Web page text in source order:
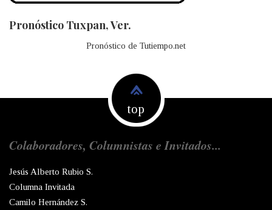
Pronóstico Tuxpan, Ver.
Pronóstico de Tutiempo.net
top
Colaboradores, Columnistas e Invitados...
Jesús Alberto Rubio S.
Columna Invitada
Camilo Hernández S.